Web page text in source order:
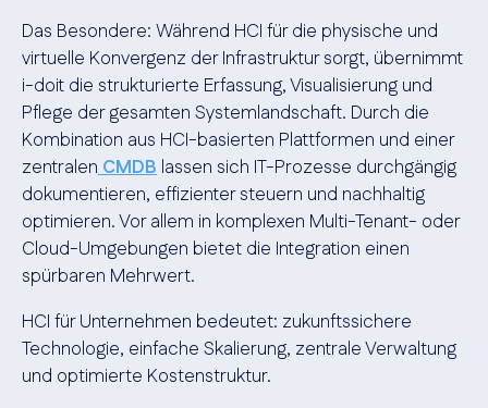
Das Besondere: Während HCI für die physische und
virtuelle Konvergenz der Infrastruktur sorgt, übernimmt
i-doit die strukturierte Erfassung, Visualisierung und
Pflege der gesamten Systemlandschaft. Durch die
Kombination aus HCI-basierten Plattformen und einer
zentralen CMDB lassen sich IT-Prozesse durchgängig
dokumentieren, effizienter steuern und nachhaltig
optimieren. Vor allem in komplexen Multi-Tenant- oder
Cloud-Umgebungen bietet die Integration einen
spürbaren Mehrwert.
HCI für Unternehmen bedeutet: zukunftssichere
Technologie, einfache Skalierung, zentrale Verwaltung
und optimierte Kostenstruktur.